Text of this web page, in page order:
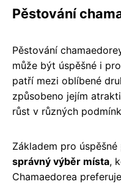
Pěstování
Pěstování
může být úspěšné i
patří mezi oblíbené
způsobeno jejím
růst v různých
Základem pro
správný výběr místa,
Chamaedorea preferuje